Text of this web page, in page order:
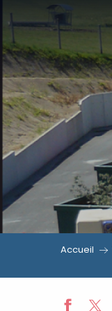
Aller
au
contenu
principal
Accueil